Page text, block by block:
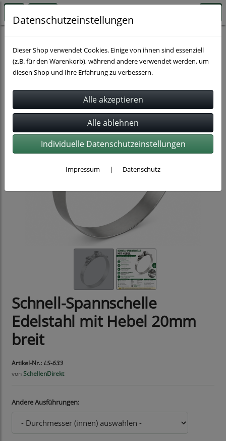
Rohrverbindung Spannringsysteme
Schnell-Spannschelle
Edelstahl mit Hebel 20mm
breit
Artikel-Nr.: LS-633
vonSchellenDirekt
Andere Ausführungen:
Datenschutzeinstellungen
Dieser Shop verwendet Cookies. Einige von ihnen sind essenziell
(z.B. für den Warenkorb), während andere verwendet werden, um
diesen Shop und Ihre Erfahrung zu verbessern.
Individuelle Datenschutzeinstellungen
Impressum | Datenschutz